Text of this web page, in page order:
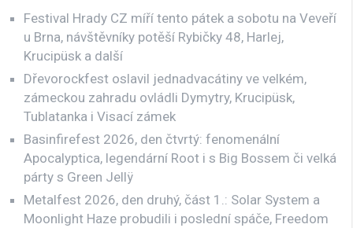
Festival Hrady CZ míří tento pátek a sobotu na Veveří
u Brna, návštěvníky potěší Rybičky 48, Harlej,
Krucipüsk a další
Dřevorockfest oslavil jednadvacátiny ve velkém,
zámeckou zahradu ovládli Dymytry, Krucipüsk,
Tublatanka i Visací zámek
Basinfirefest 2026, den čtvrtý: fenomenální
Apocalyptica, legendární Root i s Big Bossem či velká
párty s Green Jellÿ
Metalfest 2026, den druhý, část 1.: Solar System a
Moonlight Haze probudili i poslední spáče, Freedom